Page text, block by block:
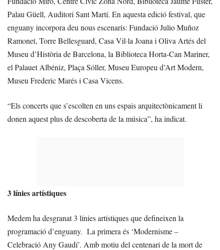
Palau Güell, Auditori Sant Martí. En aquesta edició festival, que
enguany incorpora deu nous escenaris: Fundació Julio Muñoz
Ramonet, Torre Bellesguard, Casa Vil·la Joana i Oliva Artés del
Museu d’Història de Barcelona, la Biblioteca Horta-Can Mariner,
el Palauet Albéniz, Plaça Sóller, Museu Europeu d’Art Modern,
Museu Frederic Marés i Casa Vicens.
“Els concerts que s’escolten en uns espais arquitectònicament li
donen aquest plus de descoberta de la música”, ha indicat.
3 línies artístiques
Medem ha desgranat 3 línies artístiques que defineixen la
programació d’enguany. La primera és ‘Modernisme –
Celebració Any Gaudí’. Amb motiu del centenari de la mort de